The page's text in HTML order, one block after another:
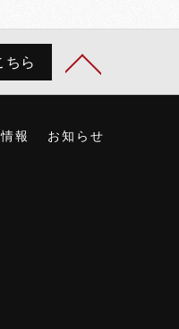
ちら
報 お知らせ